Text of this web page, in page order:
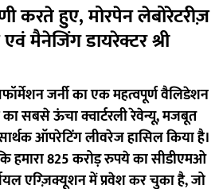
करते हुए, मोरपेन लेबोरेटरीज़
मैनेजिंग डायरेक्टर श्री
जर्नी का एक महत्वपूर्ण वैलिडेशन
सबसे ऊंचा क्वार्टरली रेवेन्यू, मजबूत
ऑपरेटिंग लीवरेज हासिल किया है।
हमारा 825 करोड़ रुपये का सीडीएमओ
एग्ज़िक्यूशन में प्रवेश कर चुका है, जो